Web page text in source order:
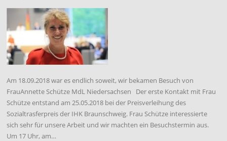
Am 18.09.2018 war es endlich soweit, wir bekamen Besuch von
FrauAnnette Schütze MdL Niedersachsen Der erste Kontakt mit Frau
Schütze entstand am 25.05.2018 bei der Preisverleihung des
Sozialtrasferpreis der IHK Braunschweig. Frau Schütze interessierte
sich sehr für unsere Arbeit und wir machten ein Besuchstermin aus.
Um 17 Uhr, am…